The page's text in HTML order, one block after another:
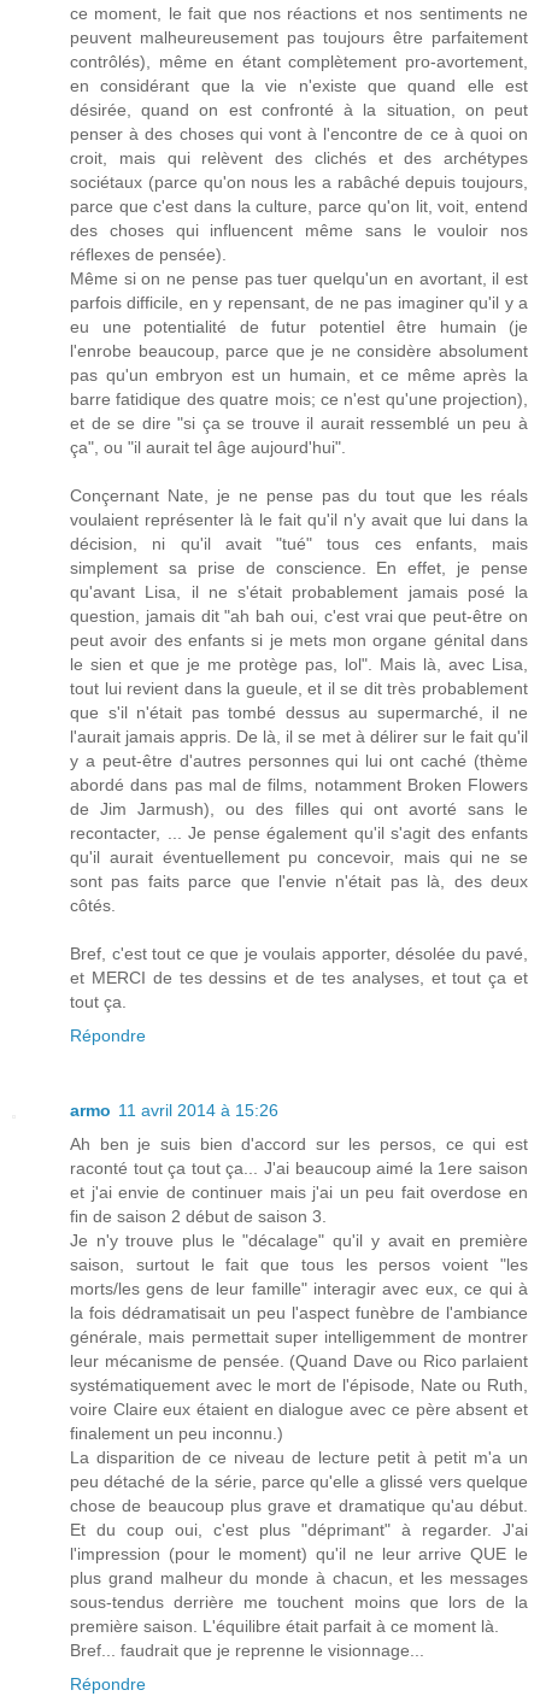
ce moment, le fait que nos réactions et nos sentiments ne
peuvent malheureusement pas toujours être parfaitement
contrôlés), même en étant complètement pro-avortement,
en considérant que la vie n'existe que quand elle est
désirée, quand on est confronté à la situation, on peut
penser à des choses qui vont à l'encontre de ce à quoi on
croit, mais qui relèvent des clichés et des archétypes
sociétaux (parce qu'on nous les a rabâché depuis toujours,
parce que c'est dans la culture, parce qu'on lit, voit, entend
des choses qui influencent même sans le vouloir nos
réflexes de pensée).
Même si on ne pense pas tuer quelqu'un en avortant, il est
parfois difficile, en y repensant, de ne pas imaginer qu'il y a
eu une potentialité de futur potentiel être humain (je
l'enrobe beaucoup, parce que je ne considère absolument
pas qu'un embryon est un humain, et ce même après la
barre fatidique des quatre mois; ce n'est qu'une projection),
et de se dire "si ça se trouve il aurait ressemblé un peu à
ça", ou "il aurait tel âge aujourd'hui".
Conçernant Nate, je ne pense pas du tout que les réals
voulaient représenter là le fait qu'il n'y avait que lui dans la
décision, ni qu'il avait "tué" tous ces enfants, mais
simplement sa prise de conscience. En effet, je pense
qu'avant Lisa, il ne s'était probablement jamais posé la
question, jamais dit "ah bah oui, c'est vrai que peut-être on
peut avoir des enfants si je mets mon organe génital dans
le sien et que je me protège pas, lol". Mais là, avec Lisa,
tout lui revient dans la gueule, et il se dit très probablement
que s'il n'était pas tombé dessus au supermarché, il ne
l'aurait jamais appris. De là, il se met à délirer sur le fait qu'il
y a peut-être d'autres personnes qui lui ont caché (thème
abordé dans pas mal de films, notamment Broken Flowers
de Jim Jarmush), ou des filles qui ont avorté sans le
recontacter, ... Je pense également qu'il s'agit des enfants
qu'il aurait éventuellement pu concevoir, mais qui ne se
sont pas faits parce que l'envie n'était pas là, des deux
côtés.
Bref, c'est tout ce que je voulais apporter, désolée du pavé,
et MERCI de tes dessins et de tes analyses, et tout ça et
tout ça.
Répondre
armo 11 avril 2014 à 15:26
Ah ben je suis bien d'accord sur les persos, ce qui est
raconté tout ça tout ça... J'ai beaucoup aimé la 1ere saison
et j'ai envie de continuer mais j'ai un peu fait overdose en
fin de saison 2 début de saison 3.
Je n'y trouve plus le "décalage" qu'il y avait en première
saison, surtout le fait que tous les persos voient "les
morts/les gens de leur famille" interagir avec eux, ce qui à
la fois dédramatisait un peu l'aspect funèbre de l'ambiance
générale, mais permettait super intelligemment de montrer
leur mécanisme de pensée. (Quand Dave ou Rico parlaient
systématiquement avec le mort de l'épisode, Nate ou Ruth,
voire Claire eux étaient en dialogue avec ce père absent et
finalement un peu inconnu.)
La disparition de ce niveau de lecture petit à petit m'a un
peu détaché de la série, parce qu'elle a glissé vers quelque
chose de beaucoup plus grave et dramatique qu'au début.
Et du coup oui, c'est plus "déprimant" à regarder. J'ai
l'impression (pour le moment) qu'il ne leur arrive QUE le
plus grand malheur du monde à chacun, et les messages
sous-tendus derrière me touchent moins que lors de la
première saison. L'équilibre était parfait à ce moment là.
Bref... faudrait que je reprenne le visionnage...
Répondre